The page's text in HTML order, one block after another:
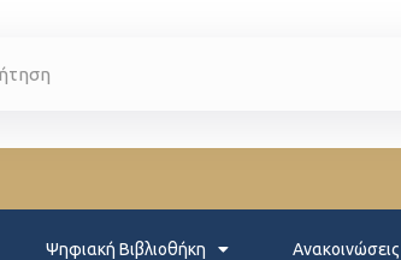
Ψηφιακή Βιβλιοθήκη Ανακοινώσεις